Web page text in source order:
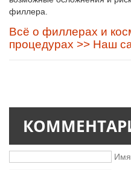
филлера.
Всё о филлерах и
процедурах >> Наш
Имя